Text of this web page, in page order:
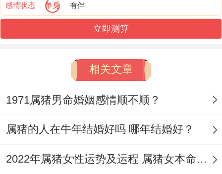
原因是属猪人有时候会觉得狠不顺心，各个
方面都狠艰难 - 所以需要多加留意,不管哪个
属猪人想要有好的生活 - 佩戴玉石手链格外
的不错，整个人的精神状况会变得更稳定一
高，尤其在发财机会的时候都能把握好。
【属猪的最旺最幸运颜色是什么东西色】
感情状态 单身 有伴
立即测算
相关文章
1971属猪男命婚姻感情顺不顺？
属猪的人在牛年结婚好吗 哪年结婚好？
2022年属猪女性运势及运程 属猪女本命年带什么转运